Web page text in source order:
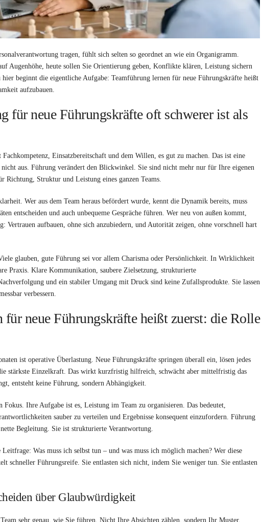
tragen, fühlt sich selten so geordnet an wie ein Organigramm.
Augenhöhe, heute sollen Sie Orientierung geben, Konflikte klären, Leistung sichern
hier beginnt die eigentliche Aufgabe: Teamführung lernen für neue Führungskräfte heißt
aufzubauen.
für neue Führungskräfte oft schwerer ist als
Einsatzbereitschaft und dem Willen, es gut zu machen. Das ist eine
aus. Führung verändert den Blickwinkel. Sie sind nicht mehr nur für Ihre eigenen
Richtung, Struktur und Leistung eines ganzen Teams.
Wer aus dem Team heraus befördert wurde, kennt die Dynamik bereits, muss
entscheiden und auch unbequeme Gespräche führen. Wer neu von außen kommt,
Vertrauen aufbauen, ohne sich anzubiedern, und Autorität zeigen, ohne vorschnell hart
glauben, gute Führung sei vor allem Charisma oder Persönlichkeit. In Wirklichkeit
Praxis. Klare Kommunikation, saubere Zielsetzung, strukturierte
und ein stabiler Umgang mit Druck sind keine Zufallsprodukte. Sie lassen
verbessern.
für neue Führungskräfte heißt zuerst: die Rolle
ist operative Überlastung. Neue Führungskräfte springen überall ein, lösen jedes
stärkste Einzelkraft. Das wirkt kurzfristig hilfreich, schwächt aber mittelfristig das
entsteht keine Führung, sondern Abhängigkeit.
Fokus. Ihre Aufgabe ist es, Leistung im Team zu organisieren. Das bedeutet,
sauber zu verteilen und Ergebnisse konsequent einzufordern. Führung
Begleitung. Sie ist strukturierte Verantwortung.
Was muss ich selbst tun – und was muss ich möglich machen? Wer diese
schneller Führungsreife. Sie entlasten sich nicht, indem Sie weniger tun. Sie entlasten
über Glaubwürdigkeit
sehr genau, wie Sie führen. Nicht Ihre Absichten zählen, sondern Ihr Muster.